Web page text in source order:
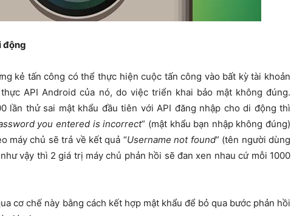
động
kẻ tấn công có thể thực hiện cuộc tấn công vào bất kỳ tài khoản
API Android của nó, do việc triển khai bảo mật không đúng.
lần thử sai mật khẩu đầu tiên với API đăng nhập cho di động thì
you entered is incorrect” (mật khẩu bạn nhập không đúng)
máy chủ sẽ trả về kết quả “Username not found” (tên người dùng
vậy thì 2 giá trị máy chủ phản hồi sẽ đan xen nhau cứ mỗi 1000
cơ chế này bằng cách kết hợp mật khẩu để bỏ qua bước phản hồi